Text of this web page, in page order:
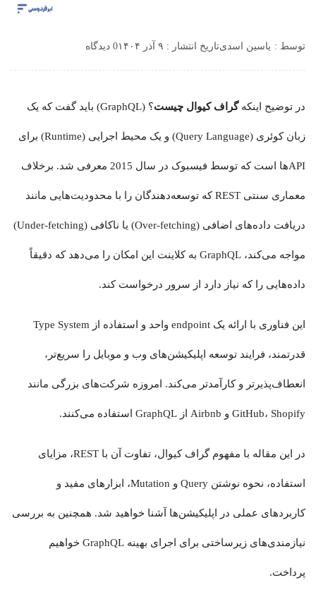
توسط : یاسین اسدیتاریخ انتشار : ۹ آذر ۱۴۰۴ 0 دیدگاه
در توضیح اینکهگراف کیوال چیست ؟ (GraphQL) باید گفت که یک
زبان کوئری (Query Language) و یک محیط اجرایی (Runtime) برای
APIها است که توسط فیسبوک در سال 2015 معرفی شد. برخلاف
معماری سنتی REST که توسعه‌دهندگان را با محدودیت‌هایی مانند
دریافت داده‌های اضافی (Over-fetching) یا ناکافی (Under-fetching)
مواجه می‌کند، GraphQL به کلاینت این امکان را می‌دهد که دقیقاً
داده‌هایی را که نیاز دارد از سرور درخواست کند.
این فناوری با ارائه یک endpoint واحد و استفاده از Type System
قدرتمند، فرایند توسعه اپلیکیشن‌های وب و موبایل را سریع‌تر،
انعطاف‌پذیرتر و کارآمدتر می‌کند. امروزه شرکت‌های بزرگی مانند
GitHub، Shopify و Airbnb از GraphQL استفاده می‌کنند.
در این مقاله با مفهوم گراف کیوال، تفاوت آن با REST، مزایای
استفاده، نحوه نوشتن Query و Mutation، ابزارهای مفید و
کاربردهای عملی در اپلیکیشن‌ها آشنا خواهید شد. همچنین به بررسی
نیازمندی‌های زیرساختی برای اجرای بهینه GraphQL خواهیم
پرداخت.